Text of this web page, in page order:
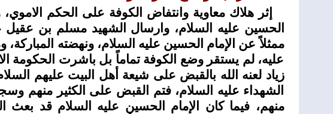
إثر هلاك معاوية وانتفاض الكوفة على الحكم الاموي،
الحسين عليه السلام، وارسال الشهيد مسلم بن عقيل
ممثلاً عن الإمام الحسين عليه السلام، ونهضته
عليه، لم يستقر وضع الكوفة تماماً بل باشرت الحكومة
زياد لعنه الله بالقبض على شيعة أهل البيت عليهم
الشهداء عليه السلام، فتم القبض على الكثير منهم
منهم، فيما كان الإمام الحسين عليه السلام قد